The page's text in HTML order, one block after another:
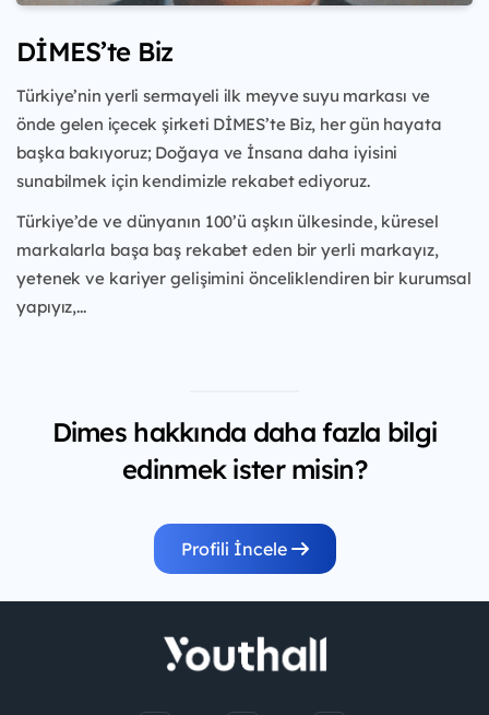
DİMES’te Biz
Türkiye’nin yerli sermayeli ilk meyve suyu markası ve
önde gelen içecek şirketi DİMES’te Biz, her gün hayata
başka bakıyoruz; Doğaya ve İnsana daha iyisini
sunabilmek için kendimizle rekabet ediyoruz.
Türkiye’de ve dünyanın 100’ü aşkın ülkesinde, küresel
markalarla başa baş rekabet eden bir yerli markayız,
yetenek ve kariyer gelişimini önceliklendiren bir kurumsal
yapıyız,...
Dimes hakkında daha fazla bilgi
edinmek ister misin?
Profili İncele